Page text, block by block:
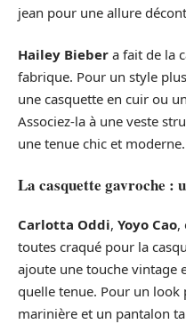
jean pour une allure
Hailey Bieber a fait de la
fabrique. Pour un style
une casquette en cuir ou
Associez-la à une veste
une tenue chic et moderne.
La casquette gavroche :
Carlotta Oddi, Yoyo Cao,
toutes craqué pour la
ajoute une touche vintage
quelle tenue. Pour un look
marinière et un pantalon